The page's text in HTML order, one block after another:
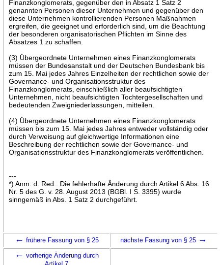
Finanzkonglomerats, gegenüber den in Absatz 1 Satz 2
genannten Personen dieser Unternehmen und gegenüber den
diese Unternehmen kontrollierenden Personen Maßnahmen
ergreifen, die geeignet und erforderlich sind, um die Beachtung
der besonderen organisatorischen Pflichten im Sinne des
Absatzes 1 zu schaffen.
(3) Übergeordnete Unternehmen eines Finanzkonglomerats
müssen der Bundesanstalt und der Deutschen Bundesbank bis
zum 15. Mai jedes Jahres Einzelheiten der rechtlichen sowie der
Governance- und Organisationsstruktur des
Finanzkonglomerats, einschließlich aller beaufsichtigten
Unternehmen, nicht beaufsichtigten Tochtergesellschaften und
bedeutenden Zweigniederlassungen, mitteilen.
(4) Übergeordnete Unternehmen eines Finanzkonglomerats
müssen bis zum 15. Mai jedes Jahres entweder vollständig oder
durch Verweisung auf gleichwertige Informationen eine
Beschreibung der rechtlichen sowie der Governance- und
Organisationsstruktur des Finanzkonglomerats veröffentlichen.
---
*) Anm. d. Red.: Die fehlerhafte Änderung durch Artikel 6 Abs. 16
Nr. 5 des G. v. 28. August 2013 (BGBl. I S. 3395) wurde
sinngemäß in Abs. 1 Satz 2 durchgeführt.
← frühere Fassung von § 25 nächste Fassung von § 25 →
← vorherige Änderung durch